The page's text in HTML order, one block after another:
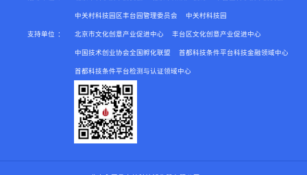
中关村科技园区丰台园管理委员会 中关村科技园
支持单位 ： 北京市文化创意产业促进中心 丰台区文化创意产业促进中心
中国技术创业协会全国孵化联盟 首都科技条件平台科技金融领域中心
首都科技条件平台检测与认证领域中心